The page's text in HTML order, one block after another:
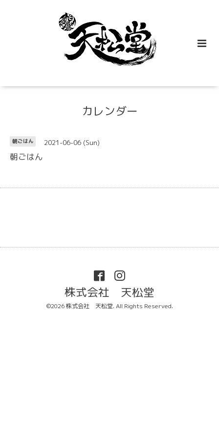
カレンダー
朝ごはん 2021-06-06 (Sun)
朝ごはん
株式会社 天松堂
©2026株式会社 天松堂. All Rights Reserved.